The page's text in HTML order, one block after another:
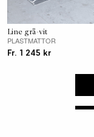
Line grå-vit
PLASTMATTOR
Fr. 1 245 kr